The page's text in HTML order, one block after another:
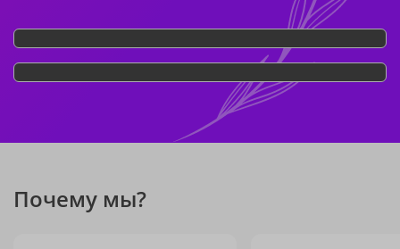
Почему мы?